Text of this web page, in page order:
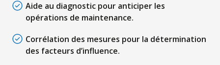
Aide au diagnostic pour anticiper les
opérations de maintenance.
Corrélation des mesures pour la détermination
des facteurs d’influence.